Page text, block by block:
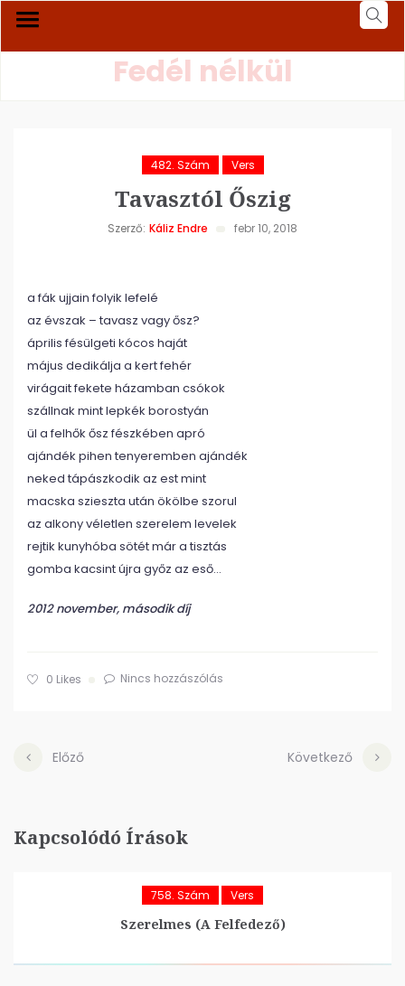
Fedél nélkül
482. Szám Vers
Tavasztól Őszig
Szerző: Káliz Endre febr 10, 2018
a fák ujjain folyik lefelé
az évszak – tavasz vagy ősz?
április fésülgeti kócos haját
május dedikálja a kert fehér
virágait fekete házamban csókok
szállnak mint lepkék borostyán
ül a felhők ősz fészkében apró
ajándék pihen tenyeremben ajándék
neked tápászkodik az est mint
macska szieszta után ökölbe szorul
az alkony véletlen szerelem levelek
rejtik kunyhóba sötét már a tisztás
gomba kacsint újra győz az eső…
2012 november, második díj
0 Likes Nincs hozzászólás
Előző Következő
Kapcsolódó Írások
758. Szám Vers
Szerelmes (A Felfedező)